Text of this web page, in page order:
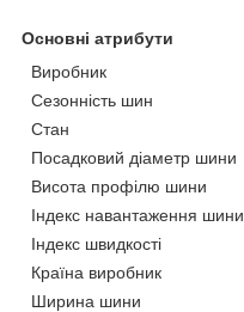
Основні атрибути
Виробник
Сезонність шин
Стан
Посадковий діаметр шини
Висота профілю шини
Індекс навантаження шини
Індекс швидкості
Країна виробник
Ширина шини